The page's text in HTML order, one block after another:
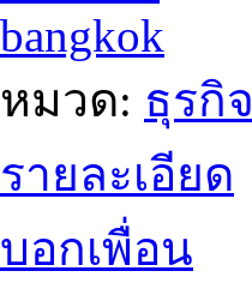
bangkok
หมวด: ธุรกิจ
รายละเอียด
บอกเพื่อน